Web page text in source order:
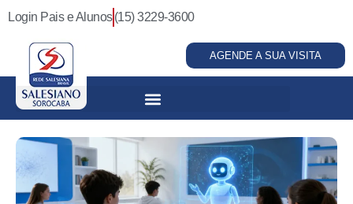
Login Pais e Alunos (15) 3229-3600
AGENDE A SUA VISITA